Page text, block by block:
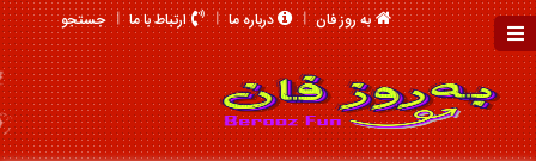
به روز فان درباره ما ارتباط با ما جستجو